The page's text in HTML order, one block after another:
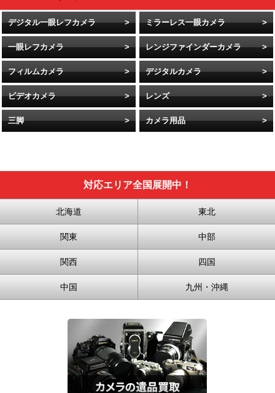
デジタル一眼レフカメラ ミラーレス一眼カメラ
一眼レフカメラ レンジファインダーカメラ
フィルムカメラ デジタルカメラ
ビデオカメラ レンズ
三脚 カメラ用品
対応エリア全国展開中！
北海道 東北
関東 中部
関西 四国
中国 九州・沖縄